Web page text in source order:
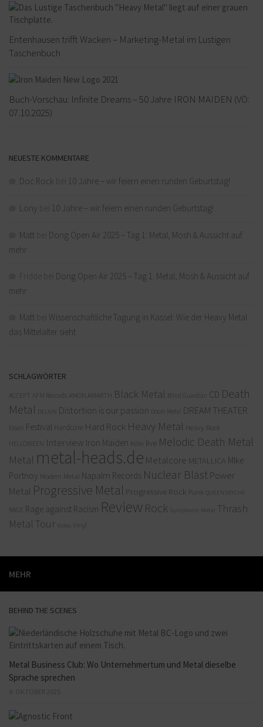
Entenhausen trifft Wacken – Marketing-Metal im Lustigen
Taschenbuch
Buch-Vorschau: Infinite Dreams – 50 Jahre IRON MAIDEN (VÖ:
07.10.2025)
NEUESTE KOMMENTARE
Doc Rock 10 Jahre – wir feiern einen runden Geburtstag!
Lony 10 Jahre – wir feiern einen runden Geburtstag!
Matt
Dong Open Air 2025 – Tag 1: Metal, Mosh & Aussicht auf
mehr
Dong Open Air 2025 – Tag 1: Metal, Mosh & Aussicht auf
mehr
Matt
Wissenschaftliche Tagung in Kassel: Wie der Heavy Metal
das Mittelalter sieht
SCHLAGWÖRTER
ACCEPT AFM Records AMON AMARTH Black Metal Blind Guardian CD Death
Metal
DELAIN Distortion is our passion Doom Metal DREAM THEATER
Essen Festival Hardcore Hard Rock Heavy Metal Heavy Rock
HELLOWEEN Interview Iron Maiden Köln live Melodic Death Metal
Metal metal-heads.de Metalcore METALLICA MIke
Portnoy Modern Metal Napalm Records Nuclear Blast Power
Metal Progressive Metal Progressive Rock Punk QUEENSRYCHE
RAGE Rage against Racism Review Rock Symphonic Metal
Thrash
Metal Tour Video Vinyl
MEHR
BEHIND THE SCENES
Metal Business Club: Wo Unternehmertum und Metal dieselbe
Sprache sprechen